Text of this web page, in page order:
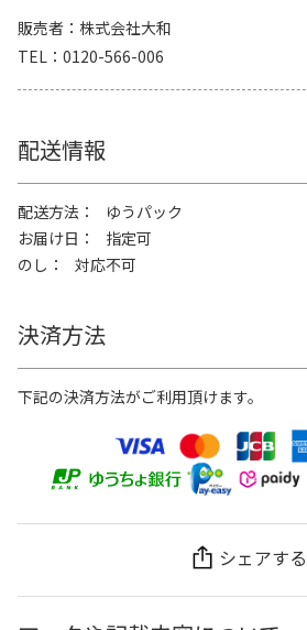
販売者
株式会社大和
TEL
0120-566-006
配送情報
配送方法
ゆうパック
お届け日
指定可
のし
対応不可
決済方法
下記の決済方法がご利用頂けます。
シェアする